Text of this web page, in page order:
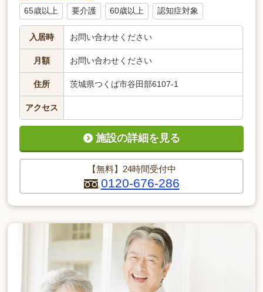
65歳以上 要介護 60歳以上 認知症対象
入居時 お問い合わせください
月額 お問い合わせください
住所 茨城県つくば市谷田部6107-1
アクセス
【無料】24時間受付中
0120-676-286
施設の詳細を見る